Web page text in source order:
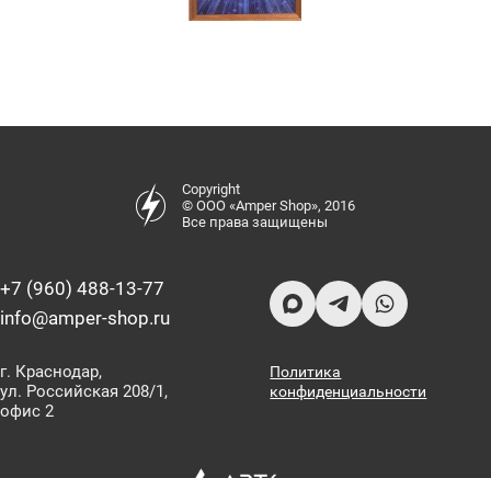
Copyright
© ООО «Amper Shop», 2016
Все права защищены
+7 (960) 488-13-77
info@amper-shop.ru
г. Краснодар,
ул. Российская 208/1,
офис 2
Политика
конфиденциальности